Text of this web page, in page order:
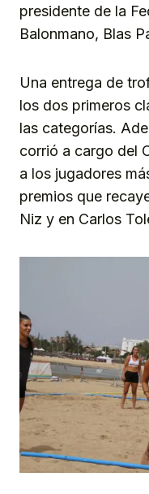
presidente de la
Balonmano, Blas
Una entrega de
los dos primeros
las categorías.
corrió a cargo del
a los jugadores
premios que
Niz y en Carlos